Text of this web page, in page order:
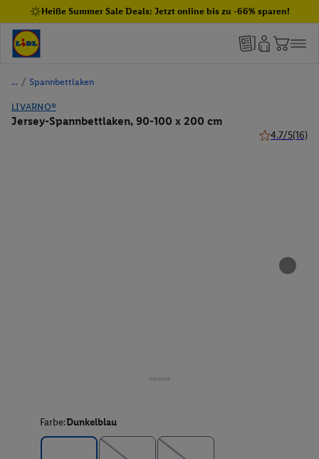
Heiße Summer Sale Deals: Jetzt online bis zu -66% sparen!
/ Spannbettlaken
LIVARNO®
Jersey-Spannbettlaken, 90-100 x 200 cm
4.7/5(16)
Farbe:Dunkelblau